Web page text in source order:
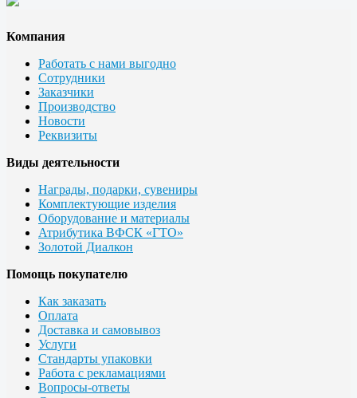
Компания
Работать с нами выгодно
Сотрудники
Заказчики
Производство
Новости
Реквизиты
Виды деятельности
Награды, подарки, сувениры
Комплектующие изделия
Оборудование и материалы
Атрибутика ВФСК «ГТО»
Золотой Диалкон
Помощь покупателю
Как заказать
Оплата
Доставка и самовывоз
Услуги
Стандарты упаковки
Работа с рекламациями
Вопросы-ответы